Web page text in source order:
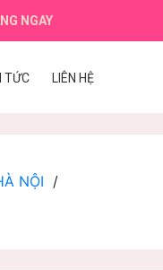
NGAY
TỨC LIÊN HỆ
NỘI /